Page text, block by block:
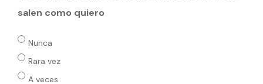
salen como quiero
Nunca
Rara vez
A veces